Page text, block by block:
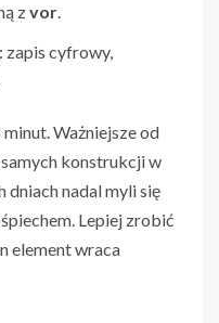
zvor.
zapis cyfrowy,
Ważniejsze od
konstrukcji w
dniach nadal myli się
Lepiej zrobić
element wraca